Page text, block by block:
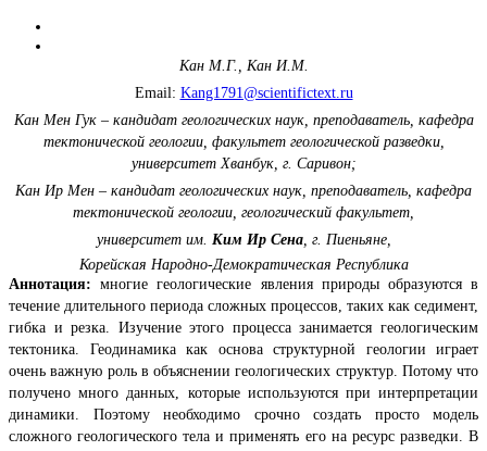
Кан М.Г., Кан И.М.
Email: Kang1791@scientifictext.ru
Кан Мен Гук ‒ кандидат геологических наук, преподаватель, кафедра
тектонической геологии, факультет геологической разведки,
университет Хванбук, г. Саривон;
Кан Ир Мен ‒ кандидат геологических наук, преподаватель, кафедра
тектонической геологии, геологический факультет,
университет им. Ким Ир Сена, г. Пиеньяне,
Корейская Народно-Демократическая Республика
Аннотация: многие геологические явления природы образуются в
течение длительного периода сложных процессов, таких как седимент,
гибка и резка. Изучение этого процесса занимается геологическим
тектоника. Геодинамика как основа структурной геологии играет
очень важную роль в объяснении геологических структур. Потому что
получено много данных, которые используются при интерпретации
динамики. Поэтому необходимо срочно создать просто модель
сложного геологического тела и применять его на ресурс разведки. В